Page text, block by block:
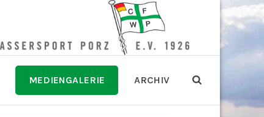
MEDIENGALERIE ARCHIV